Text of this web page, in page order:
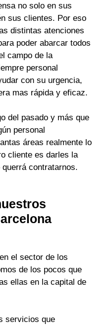
no solo en sus
sus clientes. Por eso
distintas atenciones
poder abarcar todos
campo de la
personal
con su urgencia,
mas rápida y eficaz.
del pasado y más que
personal
áreas realmente lo
cliente es darles la
contratarnos.
el sector de los
de los pocos que
ellas en la capital de
servicios que